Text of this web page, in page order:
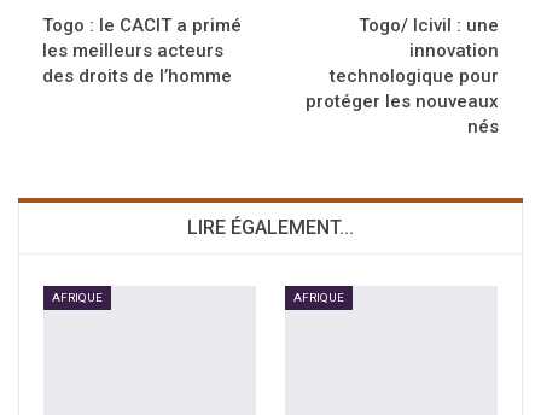
Togo : le CACIT a primé
les meilleurs acteurs
des droits de l’homme
Togo/ Icivil : une
innovation
technologique pour
protéger les nouveaux
nés
LIRE ÉGALEMENT...
AFRIQUE AFRIQUE